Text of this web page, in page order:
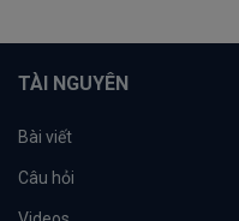
TÀI NGUYÊN
Bài viết
Câu hỏi